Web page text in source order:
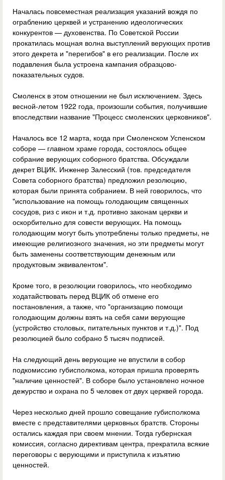
Началась повсеместная реализация указаний вождя по
ограблению церквей и устранению идеологических
конкурентов — духовенства. По Советской России
прокатилась мощная волна выступлений верующих против
этого декрета и "перегибов" в его реализации. После их
подавления была устроена кампания образцово-
показательных судов.
Смоленск в этом отношении не был исключением. Здесь
весной-летом 1922 года, произошли события, получившие
впоследствии название "Процесс смоленских церковников".
Началось все 12 марта, когда при Смоленском Успенском
соборе — главном храме города, состоялось общее
собрание верующих соборного братства. Обсуждали
декрет ВЦИК. Инженер Залесский (тов. председателя
Совета соборного братства) предложил резолюцию,
которая были принята собранием. В ней говорилось, что
"использование на помощь голодающим священных
сосудов, риз с икон и т.д. противно законам церкви и
оскорбительно для совести верующих. На помощь
голодающим могут быть употреблены только предметы, не
имеющие религиозного значения, но эти предметы могут
быть заменены соответствующим денежным или
продуктовым эквивалентом".
Кроме того, в резолюции говорилось, что необходимо
ходатайствовать перед ВЦИК об отмене его
постановления, а также, что "организацию помощи
голодающим должны взять на себя сами верующие
(устройство столовых, питательных пунктов и т.д.)". Под
резолюцией было собрано 5 тысяч подписей.
На следующий день верующие не впустили в собор
подкомиссию губисполкома, которая пришла проверять
"наличие ценностей". В соборе было установлено ночное
дежурство и охрана по 5 человек от двух церквей города.
Через несколько дней прошло совещание губисполкома
вместе с представителями церковных братств. Стороны
остались каждая при своем мнении. Тогда губернская
комиссия, согласно директивам центра, прекратила всякие
переговоры с верующими и приступила к изъятию
ценностей.